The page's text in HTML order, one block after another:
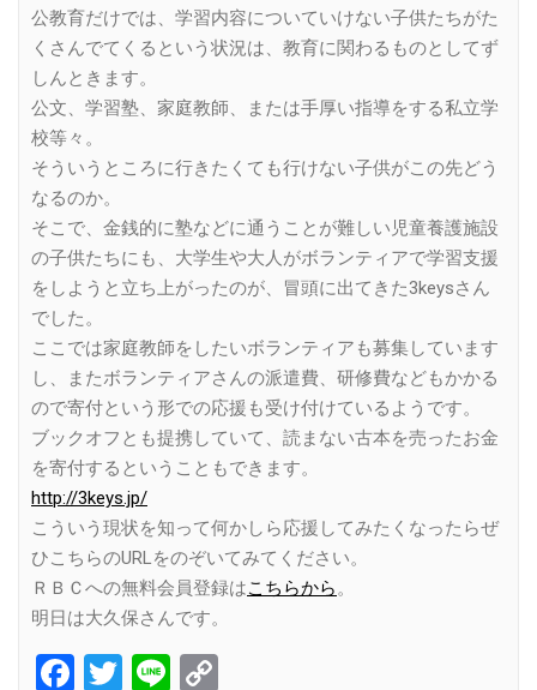
公教育だけでは、学習内容についていけない子供たちがた
くさんでてくるという状況は、教育に関わるものとしてず
しんときます。
公文、学習塾、家庭教師、または手厚い指導をする私立学
校等々。
そういうところに行きたくても行けない子供がこの先どう
なるのか。
そこで、金銭的に塾などに通うことが難しい児童養護施設
の子供たちにも、大学生や大人がボランティアで学習支援
をしようと立ち上がったのが、冒頭に出てきた3keysさん
でした。
ここでは家庭教師をしたいボランティアも募集しています
し、またボランティアさんの派遣費、研修費などもかかる
ので寄付という形での応援も受け付けているようです。
ブックオフとも提携していて、読まない古本を売ったお金
を寄付するということもできます。
http://3keys.jp/
こういう現状を知って何かしら応援してみたくなったらぜ
ひこちらのURLをのぞいてみてください。
ＲＢＣへの無料会員登録はこちらから 。
明日は大久保さんです。
Facebook
Twitter
Line